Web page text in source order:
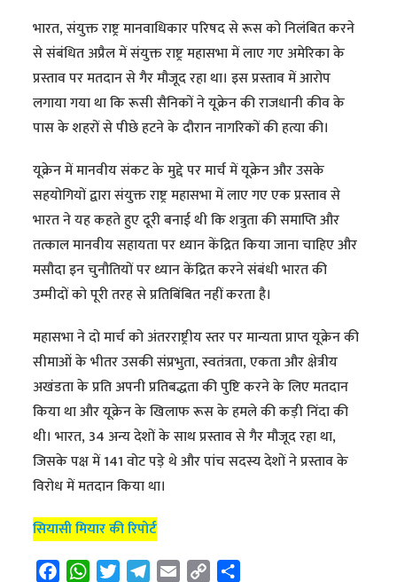
भारत, संयुक्त राष्ट्र मानवाधिकार परिषद से रूस को निलंबित करने
से संबंधित अप्रैल में संयुक्त राष्ट्र महासभा में लाए गए अमेरिका के
प्रस्ताव पर मतदान से गैर मौजूद रहा था। इस प्रस्ताव में आरोप
लगाया गया था कि रूसी सैनिकों ने यूक्रेन की राजधानी कीव के
पास के शहरों से पीछे हटने के दौरान नागरिकों की हत्या की।
यूक्रेन में मानवीय संकट के मुद्दे पर मार्च में यूक्रेन और उसके
सहयोगियों द्वारा संयुक्त राष्ट्र महासभा में लाए गए एक प्रस्ताव से
भारत ने यह कहते हुए दूरी बनाई थी कि शत्रुता की समाप्ति और
तत्काल मानवीय सहायता पर ध्यान केंद्रित किया जाना चाहिए और
मसौदा इन चुनौतियों पर ध्यान केंद्रित करने संबंधी भारत की
उम्मीदों को पूरी तरह से प्रतिबिंबित नहीं करता है।
महासभा ने दो मार्च को अंतरराष्ट्रीय स्तर पर मान्यता प्राप्त यूक्रेन की
सीमाओं के भीतर उसकी संप्रभुता, स्वतंत्रता, एकता और क्षेत्रीय
अखंडता के प्रति अपनी प्रतिबद्धता की पुष्टि करने के लिए मतदान
किया था और यूक्रेन के खिलाफ रूस के हमले की कड़ी निंदा की
थी। भारत, 34 अन्य देशों के साथ प्रस्ताव से गैर मौजूद रहा था,
जिसके पक्ष में 141 वोट पड़े थे और पांच सदस्य देशों ने प्रस्ताव के
विरोध में मतदान किया था।
सियासी मियार की रिपोर्ट
W